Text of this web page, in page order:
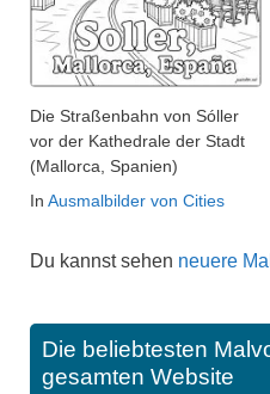
Die Straßenbahn von Sóller
vor der Kathedrale der Stadt
(Mallorca, Spanien)
In Ausmalbilder von Cities
Du kannst sehen neuere
Die beliebtesten
gesamten Website